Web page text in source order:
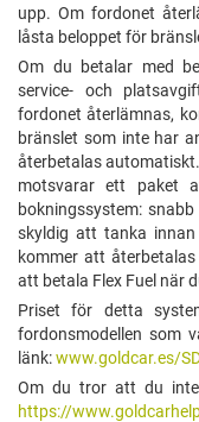
upp. Om fordonet
låsta beloppet för
Om du betalar med
service- och
fordonet återlämnas,
bränslet som inte har
återbetalas
motsvarar ett paket
bokningssystem:
skyldig att tanka
kommer att
att betala Flex Fuel när
Priset för detta
fordonsmodellen som
länk:www.goldcar.es/
Om du tror att du
https://